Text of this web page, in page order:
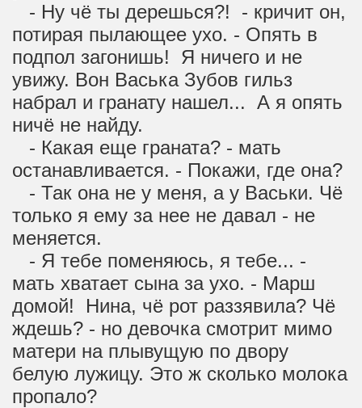
- Ну чё ты дерешься?! - кричит он,
потирая пылающее ухо. - Опять в
подпол загонишь! Я ничего и не
увижу. Вон Васька Зубов гильз
набрал и гранату нашел... А я опять
ничё не найду.
- Какая еще граната? - мать
останавливается. - Покажи, где она?
- Так она не у меня, а у Васьки. Чё
только я ему за нее не давал - не
меняется.
- Я тебе поменяюсь, я тебе... -
мать хватает сына за ухо. - Марш
домой! Нина, чё рот раззявила? Чё
ждешь? - но девочка смотрит мимо
матери на плывущую по двору
белую лужицу. Это ж сколько молока
пропало?